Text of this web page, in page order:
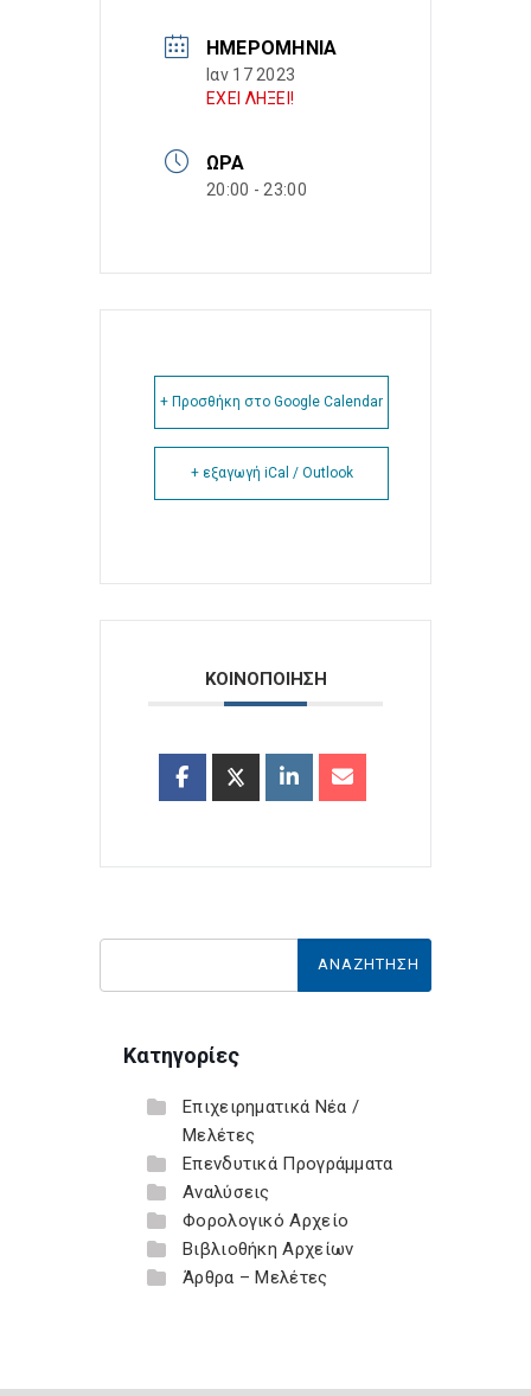
ΗΜΕΡΟΜΗΝΊΑ
Ιαν 17 2023
ΕΧΕΙ ΛΗΞΕΙ!
ΏΡΑ
20:00 - 23:00
+ Προσθήκη στο Google Calendar
+ εξαγωγή iCal / Outlook
ΚΟΙΝΟΠΟΙΗΣΗ
Κατηγορίες
Επιχειρηματικά Νέα /
Μελέτες
Επενδυτικά Προγράμματα
Αναλύσεις
Φορολογικό Αρχείο
Βιβλιοθήκη Αρχείων
Άρθρα – Μελέτες